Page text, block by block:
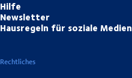
Hilfe
Newsletter
Hausregeln für soziale Medien
Rechtliches